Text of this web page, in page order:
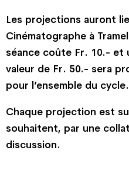
Les projections auront
Cinématographe à
séance coûte Fr. 10.- et
valeur de Fr. 50.- sera
pour l’ensemble du cycle.
Chaque projection est
souhaitent, par une
discussion.